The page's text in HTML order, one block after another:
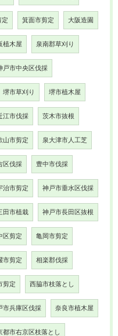
定 箕面市剪定 大阪造園
植木屋 泉南郡草刈り
戸市中央区伐採
堺市草刈り 堺市植木屋
江市伐採 茨木市抜根
山市剪定 泉大津市人工芝
区伐採 豊中市伐採
治市剪定 神戸市垂水区伐採
田市植栽 神戸市長田区抜根
区剪定 亀岡市剪定
市剪定 相楽郡伐採
剪定 西脇市枝落とし
市兵庫区伐採 奈良市植木屋
都市右京区枝落とし